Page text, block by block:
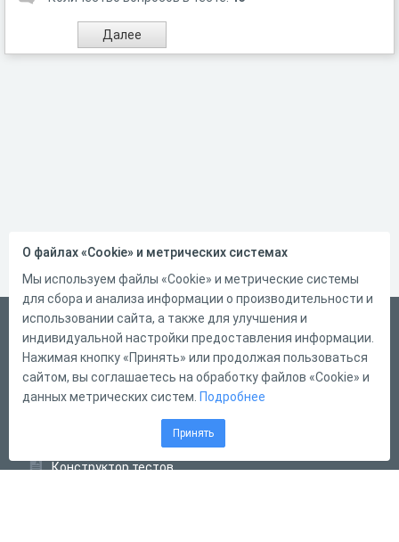
Русский
Справка
Форма обратной связи
Конструктор тестов
О файлах «Cookie» и метрических системах
Мы используем файлы «Cookie» и метрические системы
для сбора и анализа информации о производительности и
использовании сайта, а также для улучшения и
индивидуальной настройки предоставления информации.
Нажимая кнопку «Принять» или продолжая пользоваться
сайтом, вы соглашаетесь на обработку файлов «Cookie» и
данных метрических систем. Подробнее
Принять